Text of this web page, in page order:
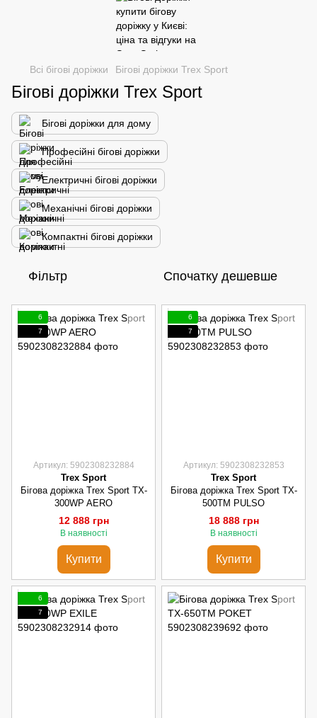
Всі бігові доріжки Бігові доріжки Trex Sport
Бігові доріжки Trex Sport
Бігові доріжки для дому
Професійні бігові доріжки
Електричні бігові доріжки
Механічні бігові доріжки
Компактні бігові доріжки
Фільтр Спочатку дешевше
6
7
Артикул: 5902308232884
Trex Sport
Бігова доріжка Trex Sport TX-
300WP AERO
12 888 грн
В наявності
Купити
6
7
Артикул: 5902308232853
Trex Sport
Бігова доріжка Trex Sport TX-
500TM PULSO
18 888 грн
В наявності
Купити
6
7